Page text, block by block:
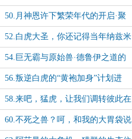
立，古树新生
50.月神恩许下繁荣年代的开启·聚
是一团火，散是满天星
52.白虎大圣，你还记得当年纳兹米
尔的小老虎吗？
54.巨无霸与原始兽·德鲁伊之道的
无限延伸
56.叛逆白虎的“黄袍加身”计划进
度：20%
58.来吧，猛虎，让我们调转彼此在
食物链上的位置吧
60.不死之兽？呵，和我的大胃袋说